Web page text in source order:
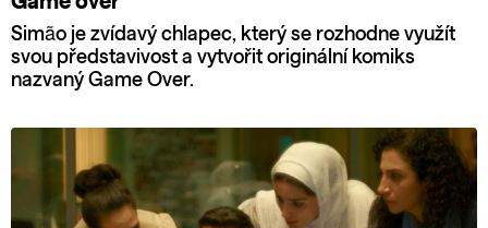
Simão je zvídavý chlapec, který se rozhodne využít
svou představivost a vytvořit originální komiks
nazvaný Game Over.